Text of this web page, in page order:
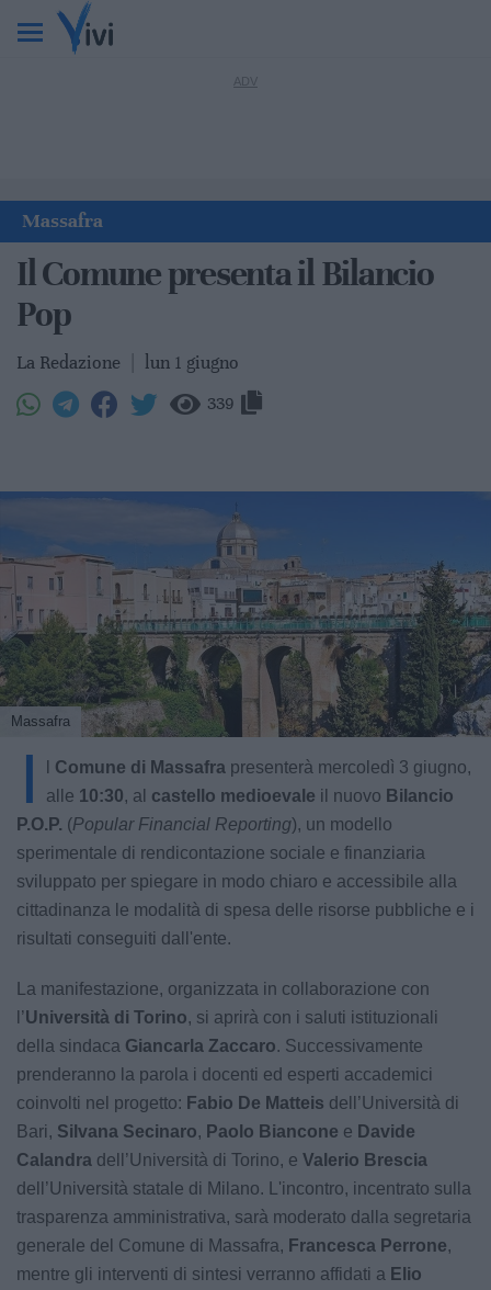
Massafra
Il Comune presenta il Bilancio
Pop
La Redazione lun 1 giugno
339
Massafra
I Comune di Massafra presenterà mercoledì 3 giugno,
alle 10:30, al castello medioevale il nuovo Bilancio
P.O.P. (Popular Financial Reporting), un modello
sperimentale di rendicontazione sociale e finanziaria
sviluppato per spiegare in modo chiaro e accessibile alla
cittadinanza le modalità di spesa delle risorse pubbliche e i
risultati conseguiti dall'ente.
La manifestazione, organizzata in collaborazione con
l’Università di Torino, si aprirà con i saluti istituzionali
della sindaca Giancarla Zaccaro. Successivamente
prenderanno la parola i docenti ed esperti accademici
coinvolti nel progetto: Fabio De Matteis dell’Università di
Bari, Silvana Secinaro, Paolo Biancone e Davide
Calandra dell’Università di Torino, e Valerio Brescia
dell’Università statale di Milano. L'incontro, incentrato sulla
trasparenza amministrativa, sarà moderato dalla segretaria
generale del Comune di Massafra, Francesca Perrone,
mentre gli interventi di sintesi verranno affidati a Elio